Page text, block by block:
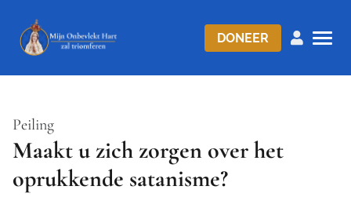
DONEER
Peiling
Maakt u zich zorgen over het
oprukkende satanisme?